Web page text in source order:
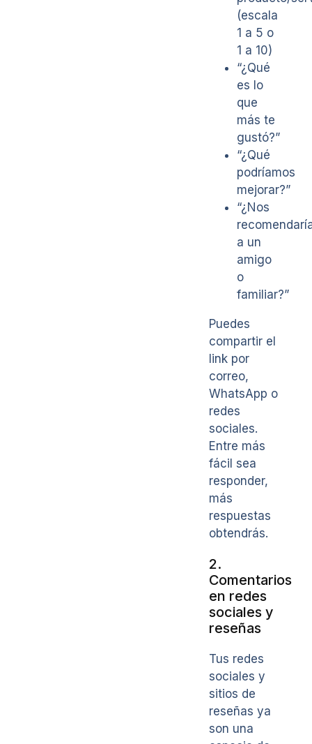
(escala
1 a 5 o
1 a 10)
“¿Qué
es lo
que
más te
gustó?”
“¿Qué
podríamos
mejorar?”
“¿Nos
a un
amigo
o
familiar?”
Puedes
compartir el
link por
correo,
WhatsApp o
redes
sociales.
Entre más
fácil sea
responder,
más
respuestas
obtendrás.
2.
Comentarios
en redes
sociales y
reseñas
Tus redes
sociales y
sitios de
reseñas ya
son una